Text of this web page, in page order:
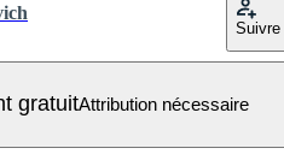
Suivre
gratuitAttribution nécessaire